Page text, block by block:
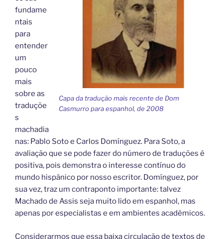
Capa da tradução mais recente de Dom
Casmurro para espanhol, de 2008
fundame
ntais
para
entender
um
pouco
mais
sobre as
traduçõe
s
machadia
nas: Pablo Soto e Carlos Domínguez. Para Soto, a
avaliação que se pode fazer do número de traduções é
positiva, pois demonstra o interesse contínuo do
mundo hispânico por nosso escritor. Domínguez, por
sua vez, traz um contraponto importante: talvez
Machado de Assis seja muito lido em espanhol, mas
apenas por especialistas e em ambientes acadêmicos.
Considerarmos que essa baixa circulação de textos de